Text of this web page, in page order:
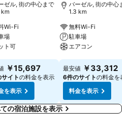
ゼル, 街の中心まで
km
Wi-Fi
場
ト可
表示
￥15,697
イトの料金を表示
を表示
バーゼル, 街の中心
1.3 km
無料Wi-Fi
駐車場
エアコン
料金を表示
最安値 ￥33,312
6件のサイトの料金を
料金を表示
の宿泊施設を表示